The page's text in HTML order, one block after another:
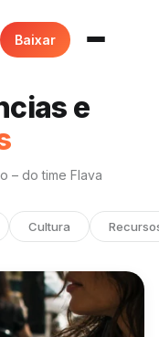
Baixar
e
– do time Flava
Cultura